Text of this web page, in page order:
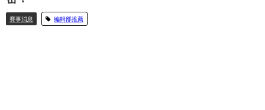
賽事消息 編輯部推薦